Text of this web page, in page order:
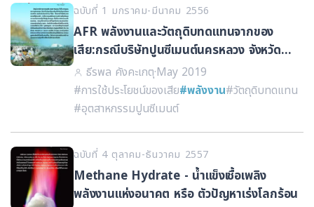
ฉบับที่ 1 มกราคม-มีนาคม 2556
AFR พลังงานและวัตถุดิบทดแทนจากของ
เสีย:กรณีบริษัทปูนซีเมนต์นครหลวง จังหวัด
สระบุรี
ธีรพล คังคะเกตุ·May 2019
#การใช้ประโยชน์ของเสีย#พลังงาน#วัตถุดิบทดแทน
#อุตสาหกรรมปูนซีเมนต์
ฉบับที่ 4 ตุลาคม-ธันวาคม 2557
Methane Hydrate - น้ำแข็งเชื้อเพลิง
พลังงานแห่งอนาคต หรือ ตัวปัญหาเร่งโลกร้อน